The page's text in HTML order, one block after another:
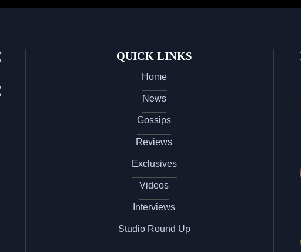
QUICK LINKS
Home
News
Gossips
Reviews
Exclusives
Videos
Interviews
Studio Round Up